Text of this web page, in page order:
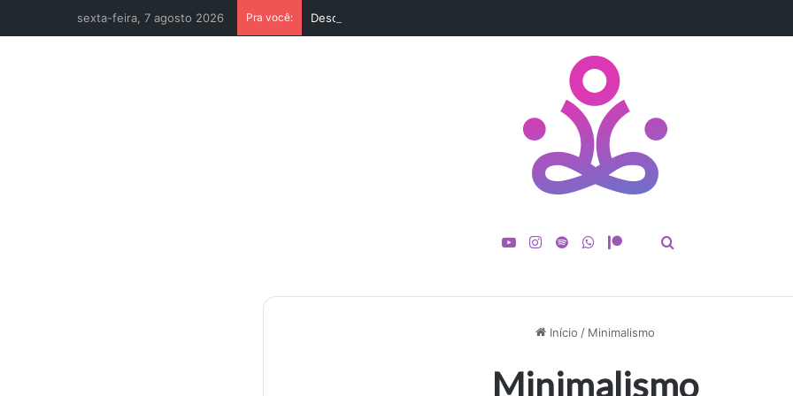
sexta-feira, 7 agosto 2026 Pra você: Descubra Seu Verdadeiro Propósito de Vida Antes Que Seja Tarde
YouTubeInstagram
SpotifyWhatsApp
Patreon
Início / Minimalismo
Minimalismo